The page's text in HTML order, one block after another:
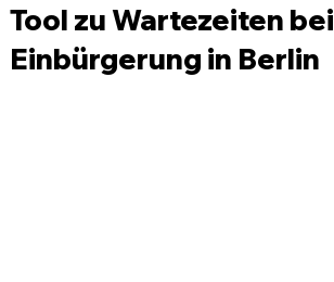
Tool zu Wartezeiten bei
Einbürgerung in Berlin